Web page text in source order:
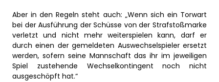
Aber in den Regeln steht auch: „Wenn sich ein Torwart
bei der Ausführung der Schüsse von der Strafstoßmarke
verletzt und nicht mehr weiterspielen kann, darf er
durch einen der gemeldeten Auswechselspieler ersetzt
werden, sofern seine Mannschaft das ihr im jeweiligen
Spiel zustehende Wechselkontingent noch nicht
ausgeschöpft hat.“